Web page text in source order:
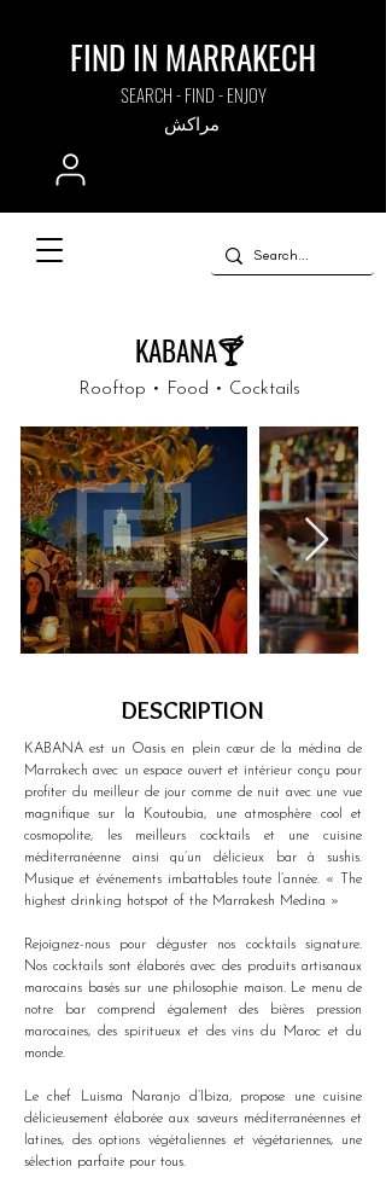
FIND IN MARRAKECH
SEARCH - FIND - ENJOY
مراكش
KABANA🍸
Rooftop • Food • Cocktails
DESCRIPTION
KABANA est un Oasis en plein cœur de la médina de
Marrakech avec un espace ouvert et intérieur conçu pour
profiter du meilleur de jour comme de nuit avec une vue
magnifique sur la Koutoubia, une atmosphère cool et
cosmopolite, les meilleurs cocktails et une cuisine
méditerranéenne ainsi qu’un délicieux bar à sushis.
Musique et événements imbattables toute l’année. « The
highest drinking hotspot of the Marrakesh Medina »
Rejoignez-nous pour déguster nos cocktails signature.
Nos cocktails sont élaborés avec des produits artisanaux
marocains basés sur une philosophie maison. Le menu de
notre bar comprend également des bières pression
marocaines, des spiritueux et des vins du Maroc et du
monde.
Le chef Luisma Naranjo d’Ibiza, propose une cuisine
délicieusement élaborée aux saveurs méditerranéennes et
latines, des options végétaliennes et végétariennes, une
sélection parfaite pour tous.